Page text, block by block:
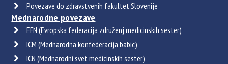
Povezave do zdravstvenih fakultet Slovenije
Mednarodne povezave
EFN (Evropska federacija združenj medicinskih sester)
ICM (Mednarodna konfederacija babic)
ICN (Mednarodni svet medicinskih sester)